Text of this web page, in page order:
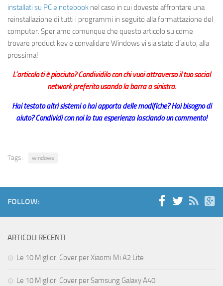
installati su PC e notebook nel caso in cui doveste affrontare una
reinstallazione di tutti i programmi in seguito alla formattazione del
computer. Speriamo comunque che questo articolo su come
trovare product key e convalidare Windowsvi sia stato d’aiuto, alla
prossima!
L’articolo ti è piaciuto? Condividilo con chi vuoi attraverso il tuo social
network preferito usando la barra a sinistra.
Hai testato altri sistemi o hai apporta delle modifiche? Hai bisogno di
aiuto? Condividi con noi la tua esperienza lasciando un commento!
Tags: windows
FOLLOW:
ARTICOLI RECENTI
Le 10 Migliori Cover per Xiaomi Mi A2 Lite
Le 10 Migliori Cover per Samsung Galaxy A40